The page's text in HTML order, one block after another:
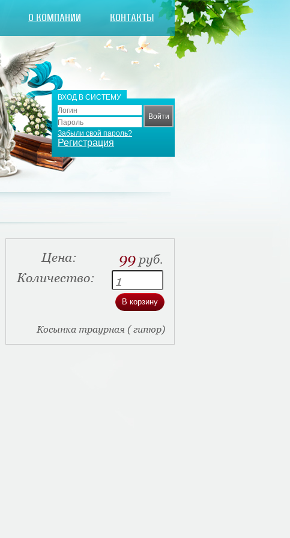
О КОМПАНИИ КОНТАКТЫ
ВХОД В СИСТЕМУ
Забыли свой пароль?
Регистрация
Цена: 99 руб.
Количество:
Косынка траурная ( гипюр)